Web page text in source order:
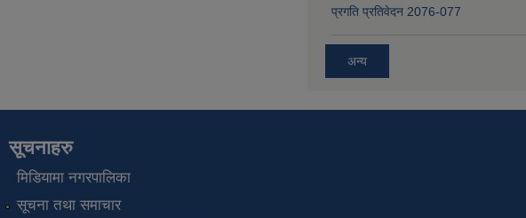
प्रगति प्रतिवेदन 2076-077
अन्य
सूचनाहरु
मिडियामा नगरपालिका
सूचना तथा समाचार